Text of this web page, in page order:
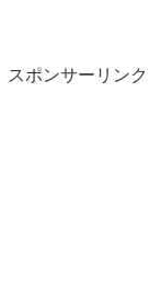
スポンサーリンク